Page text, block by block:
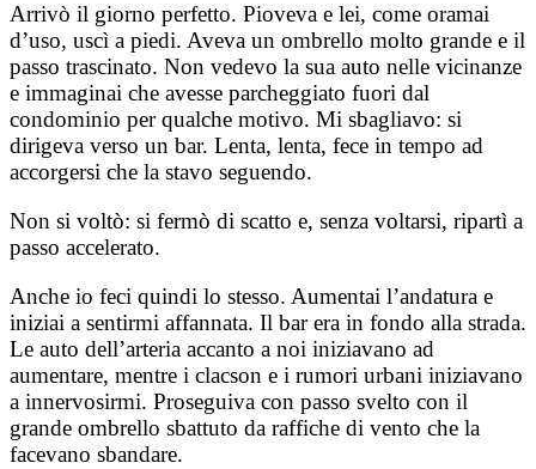
Arrivò il giorno perfetto. Pioveva e lei, come oramai
d’uso, uscì a piedi. Aveva un ombrello molto grande e il
passo trascinato. Non vedevo la sua auto nelle vicinanze
e immaginai che avesse parcheggiato fuori dal
condominio per qualche motivo. Mi sbagliavo: si
dirigeva verso un bar. Lenta, lenta, fece in tempo ad
accorgersi che la stavo seguendo.
Non si voltò: si fermò di scatto e, senza voltarsi, ripartì a
passo accelerato.
Anche io feci quindi lo stesso. Aumentai l’andatura e
iniziai a sentirmi affannata. Il bar era in fondo alla strada.
Le auto dell’arteria accanto a noi iniziavano ad
aumentare, mentre i clacson e i rumori urbani iniziavano
a innervosirmi. Proseguiva con passo svelto con il
grande ombrello sbattuto da raffiche di vento che la
facevano sbandare.